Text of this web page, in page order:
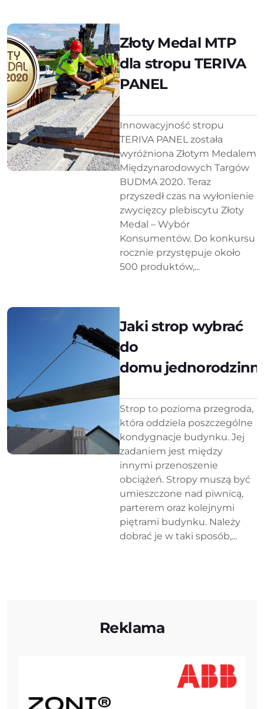
Złoty Medal MTP
dla stropu TERIVA
PANEL
Innowacyjność stropu
TERIVA PANEL została
wyróżniona Złotym Medalem
Międzynarodowych Targów
BUDMA 2020. Teraz
przyszedł czas na wyłonienie
zwycięzcy plebiscytu Złoty
Medal – Wybór
Konsumentów. Do konkursu
rocznie przystępuje około
500 produktów,...
Jaki strop wybrać
do
domu
Strop to pozioma przegroda,
która oddziela poszczególne
kondygnacje budynku. Jej
zadaniem jest między
innymi przenoszenie
obciążeń. Stropy muszą być
umieszczone nad piwnicą,
parterem oraz kolejnymi
piętrami budynku. Należy
dobrać je w taki sposób,...
Reklama